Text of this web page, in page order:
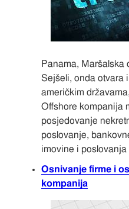
Panama, Maršalska
Sejšeli, onda otvara
američkim
Offshore kompanija
posjedovanje
poslovanje,
imovine i poslovanja
Osnivanje firme i
kompanija